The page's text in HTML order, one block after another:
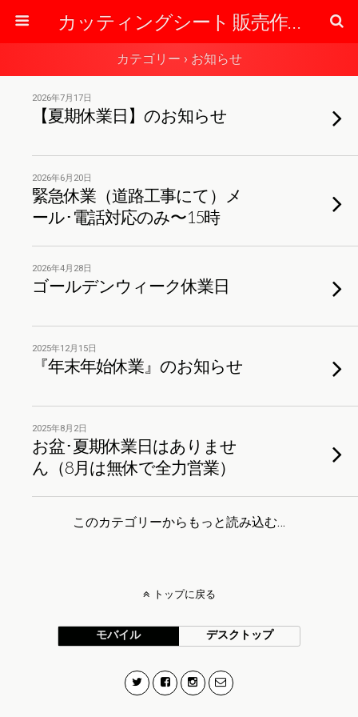
カッティングシート 販売作成の専門店 【東京】 ぷりん太くんのブログ
カテゴリー › お知らせ
2026年7月17日
【夏期休業日】のお知らせ
2026年6月20日
緊急休業（道路工事にて）メ
ール･電話対応のみ〜15時
2026年4月28日
ゴールデンウィーク休業日
2025年12月15日
『年末年始休業』のお知らせ
2025年8月2日
お盆･夏期休業日はありませ
ん（8月は無休で全力営業）
このカテゴリーからもっと読み込む…
トップに戻る
モバイル デスクトップ